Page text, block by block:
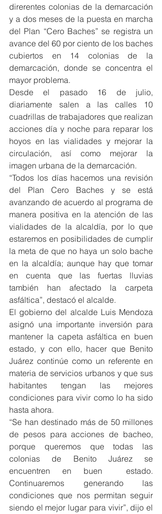
direrentes colonias de la demarcación
y a dos meses de la puesta en marcha
del Plan “Cero Baches” se registra un
avance del 60 por ciento de los baches
cubiertos en 14 colonias de la
demarcación, donde se concentra el
mayor problema.
Desde el pasado 16 de julio,
diariamente salen a las calles 10
cuadrillas de trabajadores que realizan
acciones día y noche para reparar los
hoyos en las vialidades y mejorar la
circulación, así como mejorar la
imagen urbana de la demarcación.
“Todos los días hacemos una revisión
del Plan Cero Baches y se está
avanzando de acuerdo al programa de
manera positiva en la atención de las
vialidades de la alcaldía, por lo que
estaremos en posibilidades de cumplir
la meta de que no haya un solo bache
en la alcaldía; aunque hay que tomar
en cuenta que las fuertas lluvias
también han afectado la carpeta
asfáltica”, destacó el alcalde.
El gobierno del alcalde Luis Mendoza
asignó una importante inversión para
mantener la capeta asfáltica en buen
estado, y con ello, hacer que Benito
Juárez continúe como un referente en
materia de servicios urbanos y que sus
habitantes tengan las mejores
condiciones para vivir como lo ha sido
hasta ahora.
“Se han destinado más de 50 millones
de pesos para acciones de bacheo,
porque queremos que todas las
colonias de Benito Juárez se
encuentren en buen  estado.
Continuaremos generando las
condiciones que nos permitan seguir
siendo el mejor lugar para vivir”, dijo el